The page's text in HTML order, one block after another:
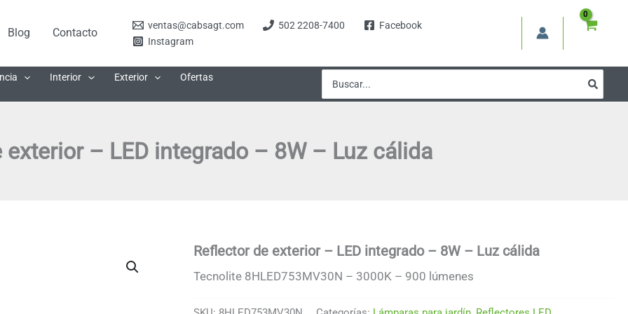
Blog Contacto
ventas@cabsagt.com 502 2208-7400
Facebook
Instagram
Interior Exterior
Ofertas
por:
exterior – LED integrado – 8W – Luz cálida
Reflector de exterior – LED integrado – 8W – Luz cálida
Tecnolite 8HLED753MV30N – 3000K – 900 lúmenes